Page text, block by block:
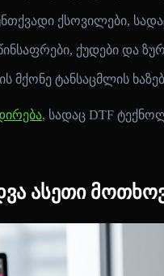
ქსოვილები,
ქუდები და
მქონე ტანსაცმლის
, სადაც DTF
ასეთი